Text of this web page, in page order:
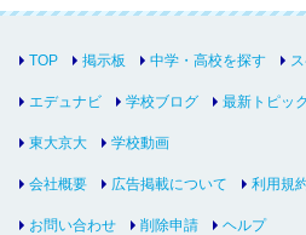
TOP 掲示板 中学・高校を探す
エデュナビ 学校ブログ 最新トピッ
東大京大 学校動画
会社概要 広告掲載について 利用規
お問い合わせ 削除申請 ヘルプ